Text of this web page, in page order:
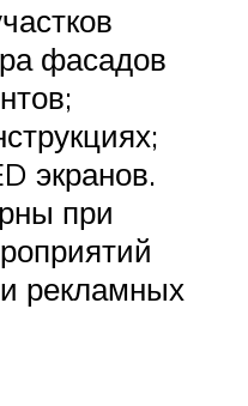
фасадов
экранов.
при
рекламных